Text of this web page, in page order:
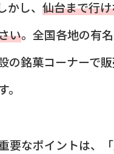
し、 仙台まで行
い。全国各地の有
の銘菓コーナーで
要なポイントは、